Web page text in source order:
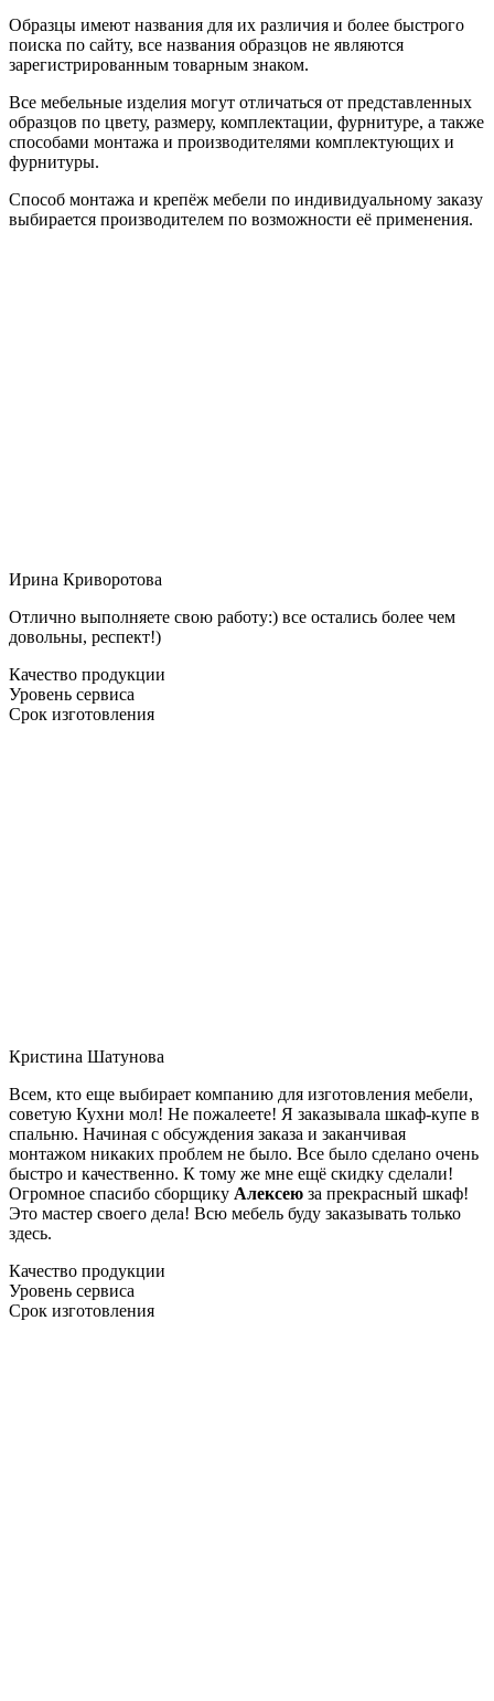
Образцы имеют названия для их различия и более быстрого
поиска по сайту, все названия образцов не являются
зарегистрированным товарным знаком.
Все мебельные изделия могут отличаться от представленных
образцов по цвету, размеру, комплектации, фурнитуре, а также
способами монтажа и производителями комплектующих и
фурнитуры.
Способ монтажа и крепёж мебели по индивидуальному заказу
выбирается производителем по возможности её применения.
Ирина Криворотова
Отлично выполняете свою работу:) все остались более чем
довольны, респект!)
Качество продукции
Уровень сервиса
Срок изготовления
Кристина Шатунова
Всем, кто еще выбирает компанию для изготовления мебели,
советую Кухни мол! Не пожалеете! Я заказывала шкаф-купе в
спальню. Начиная с обсуждения заказа и заканчивая
монтажом никаких проблем не было. Все было сделано очень
быстро и качественно. К тому же мне ещё скидку сделали!
Огромное спасибо сборщику Алексею за прекрасный шкаф!
Это мастер своего дела! Всю мебель буду заказывать только
здесь.
Качество продукции
Уровень сервиса
Срок изготовления